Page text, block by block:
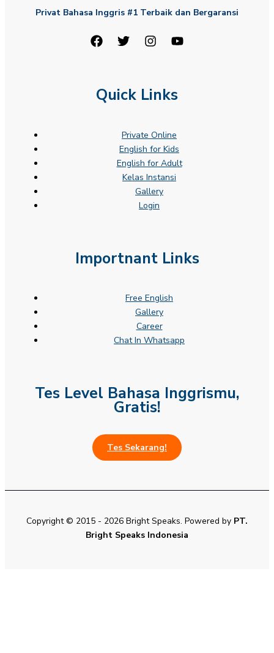
Privat Bahasa Inggris #1 Terbaik dan Bergaransi
Quick Links
Private Online
English for Kids
English for Adult
Kelas Instansi
Gallery
Login
Importnant Links
Free English
Gallery
Career
Chat In Whatsapp
Tes Level Bahasa Inggrismu,
Gratis!
Tes Sekarang!
Copyright © 2015 - 2026 Bright Speaks. Powered by PT.
Bright Speaks Indonesia